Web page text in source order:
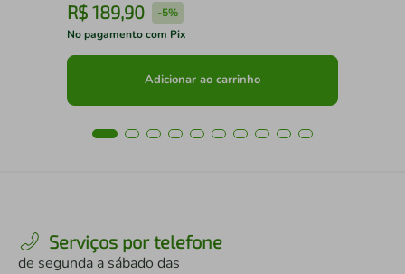
R$ 189,90 -5%
No pagamento com Pix
Adicionar ao carrinho
Serviços por telefone
de segunda a sábado das